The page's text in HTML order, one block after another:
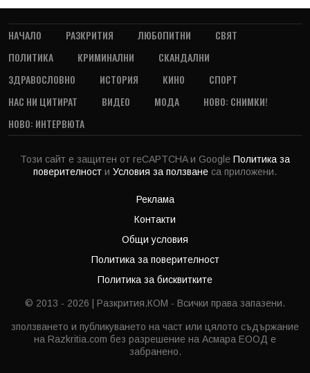
НАЧАЛО РАЗКРИТИЯ ЛЮБОПИТНИ
СВЯТ
ПОЛИТИКА
КРИМИНАЛНИ
СКАНДАЛНИ
ЗДРАВОСЛОВНО
ИСТОРИЯ КИНО
СПОРТ
НАС НИ ЦИТИРАТ
ВИДЕО МОДА
НОВО: СНИМКИ!
НОВО: ИНТЕРВЮТА
Този сайт е защитен от reCAPTCHA и Google Политика за
поверителност и Условия за ползване са приложени.
Реклама
Контакти
Общи условия
Политика за поверителност
Политика за бисквитките
© 2013 - 2026 | Разкрития.КОМ - Всички права запазени.
зползването и публикуването на част или цялото съдържание
на Razkritia.com без разрешение на Асмара ЕООД е
забранено.